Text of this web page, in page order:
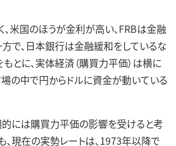
米国のほうが金利が高い、FRBは金融
で、日本銀行は金融緩和をしているな
とに、実体経済（購買力平価）は横に
の中で円からドルに資金が動いている
には購買力平価の影響を受けると考
、現在の実勢レートは、1973年以降で